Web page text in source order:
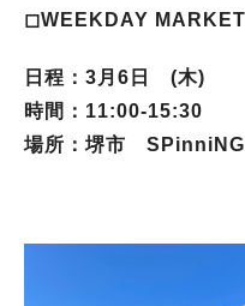
◻︎WEEKDAY
日程：3月6日 (木)
時間：11:00-15:30
場所：堺市 SPinniNG